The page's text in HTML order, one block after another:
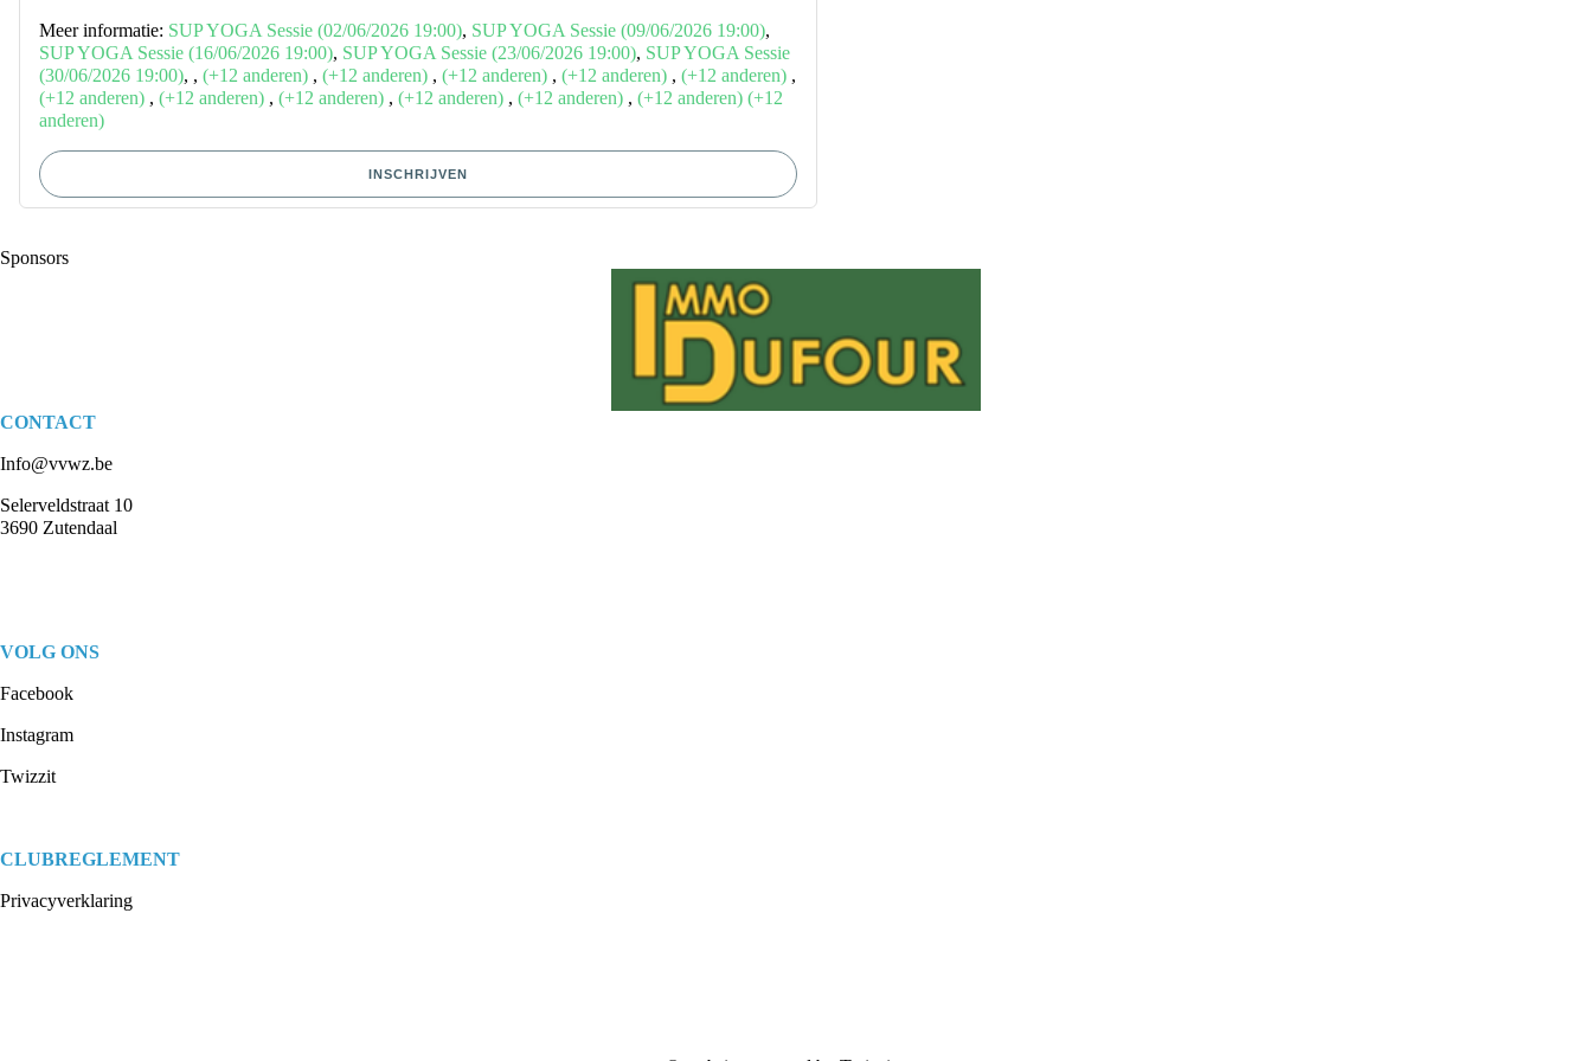
Meer informatie: SUP YOGA Sessie (02/06/2026 19:00), SUP YOGA Sessie (09/06/2026 19:00),
SUP YOGA Sessie (16/06/2026 19:00), SUP YOGA Sessie (23/06/2026 19:00), SUP YOGA Sessie
(30/06/2026 19:00), , (+12 anderen) , (+12 anderen) , (+12 anderen) , (+12 anderen) , (+12 anderen) ,
(+12 anderen) , (+12 anderen) , (+12 anderen) , (+12 anderen) , (+12 anderen) , (+12 anderen) (+12
anderen)
INSCHRIJVEN
Sponsors
CONTACT
Info@vvwz.be
Selerveldstraat 10
3690 Zutendaal
VOLG ONS
Facebook
Instagram
Twizzit
CLUBREGLEMENT
Privacyverklaring